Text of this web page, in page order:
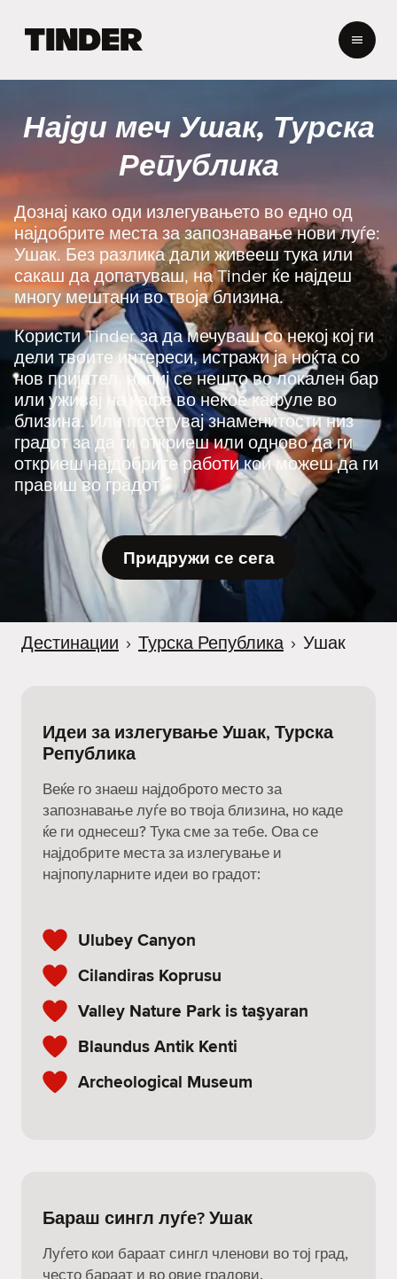
r
o
e
Најди меч Ушак, Турска
Република
Дознај како оди излегувањето во едно од
најдобрите места за запознавање нови луѓе:
Ушак. Без разлика дали живееш тука или
сакаш да допатуваш, на Tinder ќе најдеш
многу мештани во твоја близина.
Користи Tinder за да мечуваш со некој кој ги
дели твоите интереси, истражи ја ноќта со
нов пријател, напиј се нешто во локален бар
или уживај на кафе во некое кафуле во
близина. Или посетувај знаменитости низ
градот за да ги откриеш или одново да ги
откриеш најдобрите работи кои можеш да ги
правиш во градот.
Придружи се сега
Дестинации › Турска Република › Ушак
Идеи за излегување Ушак, Турска
Република
Веќе го знаеш најдоброто место за
запознавање луѓе во твоја близина, но каде
ќе ги однесеш? Тука сме за тебе. Ова се
најдобрите места за излегување и
најпопуларните идеи во градот:
Ulubey Canyon
Cilandiras Koprusu
Valley Nature Park is taşyaran
Blaundus Antik Kenti
Archeological Museum
Бараш сингл луѓе? Ушак
Луѓето кои бараат сингл членови во тој град,
често бараат и во овие градови.